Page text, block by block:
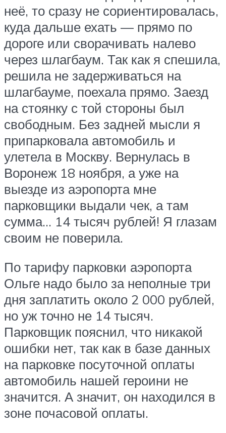
неё, то сразу не сориентировалась,
куда дальше ехать — прямо по
дороге или сворачивать налево
через шлагбаум. Так как я спешила,
решила не задерживаться на
шлагбауме, поехала прямо. Заезд
на стоянку с той стороны был
свободным. Без задней мысли я
припарковала автомобиль и
улетела в Москву. Вернулась в
Воронеж 18 ноября, а уже на
выезде из аэропорта мне
парковщики выдали чек, а там
сумма… 14 тысяч рублей! Я глазам
своим не поверила.
По тарифу парковки аэропорта
Ольге надо было за неполные три
дня заплатить около 2 000 рублей,
но уж точно не 14 тысяч.
Парковщик пояснил, что никакой
ошибки нет, так как в базе данных
на парковке посуточной оплаты
автомобиль нашей героини не
значится. А значит, он находился в
зоне почасовой оплаты.